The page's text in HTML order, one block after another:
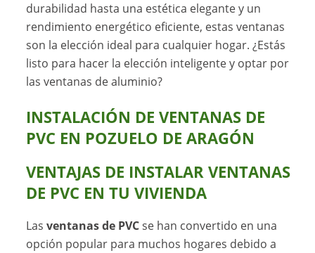
durabilidad hasta una estética elegante y un
rendimiento energético eficiente, estas ventanas
son la elección ideal para cualquier hogar. ¿Estás
listo para hacer la elección inteligente y optar por
las ventanas de aluminio?
INSTALACIÓN DE VENTANAS DE
PVC EN POZUELO DE ARAGÓN
VENTAJAS DE INSTALAR VENTANAS
DE PVC EN TU VIVIENDA
Lasventanas de PVCse han convertido en una
opción popular para muchos hogares debido a